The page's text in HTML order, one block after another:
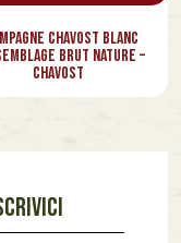
Chavost Blanc
Brut Nature –
Chavost